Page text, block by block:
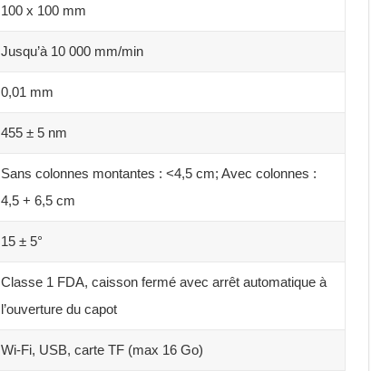
100 x 100 mm
Jusqu’à 10 000 mm/min
0,01 mm
455 ± 5 nm
Sans colonnes montantes : <4,5 cm; Avec colonnes :
4,5 + 6,5 cm
15 ± 5°
Classe 1 FDA, caisson fermé avec arrêt automatique à
l’ouverture du capot
Wi-Fi, USB, carte TF (max 16 Go)